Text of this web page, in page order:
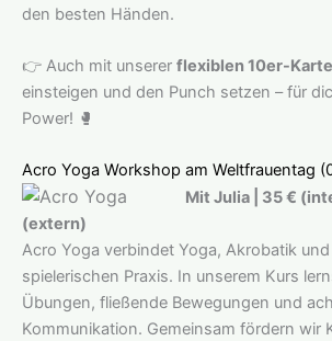
den besten Händen.
👉 Auch mit unserer flexiblen 10er-Karte
einsteigen und den Punch setzen – für
Power! 🥊
Acro Yoga Workshop am Weltfrauentag
Mit Julia | 35 €
(extern)
Acro Yoga verbindet Yoga, Akrobatik
spielerischen Praxis. In unserem Kurs
Übungen, fließende Bewegungen und
Kommunikation. Gemeinsam fördern wir